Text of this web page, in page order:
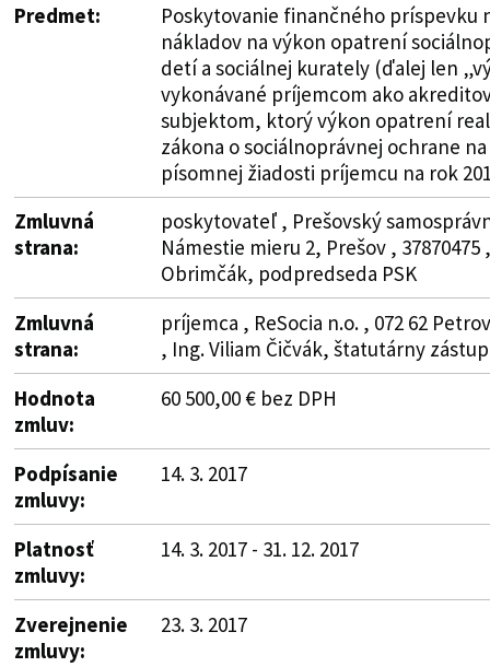
Predmet:
Poskytovanie finančného príspevku
nákladov na výkon opatrení
detí a sociálnej kurately (ďalej len
vykonávané príjemcom ako
subjektom, ktorý výkon opatrení
zákona o sociálnoprávnej ochrane
písomnej žiadosti príjemcu na rok
Zmluvná
strana:
poskytovateľ , Prešovský
Námestie mieru 2, Prešov , 37870475
Obrimčák, podpredseda PSK
Zmluvná
strana:
príjemca , ReSocia n.o. , 072 62
, Ing. Viliam Čičvák, štatutárny
Hodnota
zmluv:
60 500,00 € bez DPH
Podpísanie
zmluvy:
14. 3. 2017
Platnosť
zmluvy:
14. 3. 2017 - 31. 12. 2017
Zverejnenie
zmluvy:
23. 3. 2017